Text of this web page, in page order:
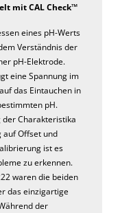
mit CAL Check™
eines pH-Werts
Verständnis der
pH-Elektrode.
eine Spannung im
das Eintauchen in
pH.
Charakteristika
auf Offset und
ist es
zu erkennen.
waren die beiden
das einzigartige
der